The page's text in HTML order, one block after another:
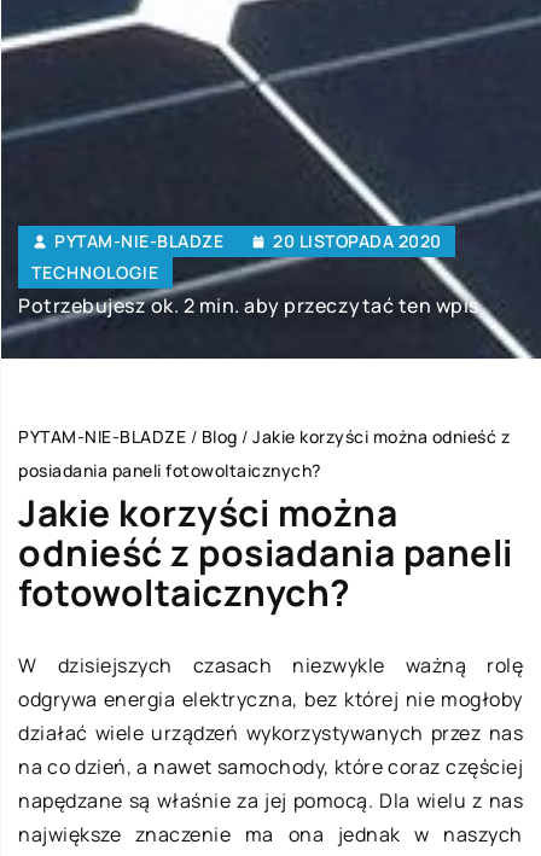
PYTAM-NIE-BLADZE
20 LISTOPADA 2020
TECHNOLOGIE
Potrzebujesz ok. 2 min. aby przeczytać ten wpis
PYTAM-NIE-BLADZE / Blog / Jakie korzyści można odnieść z
posiadania paneli fotowoltaicznych?
Jakie korzyści można
odnieść z posiadania paneli
fotowoltaicznych?
W dzisiejszych czasach niezwykle ważną rolę
odgrywa energia elektryczna, bez której nie mogłoby
działać wiele urządzeń wykorzystywanych przez nas
na co dzień, a nawet samochody, które coraz częściej
napędzane są właśnie za jej pomocą. Dla wielu z nas
największe znaczenie ma ona jednak w naszych